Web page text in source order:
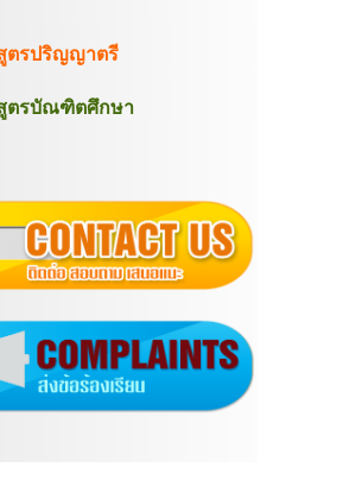
ตรปริญญาตรี
ตรบัณฑิตศึกษา